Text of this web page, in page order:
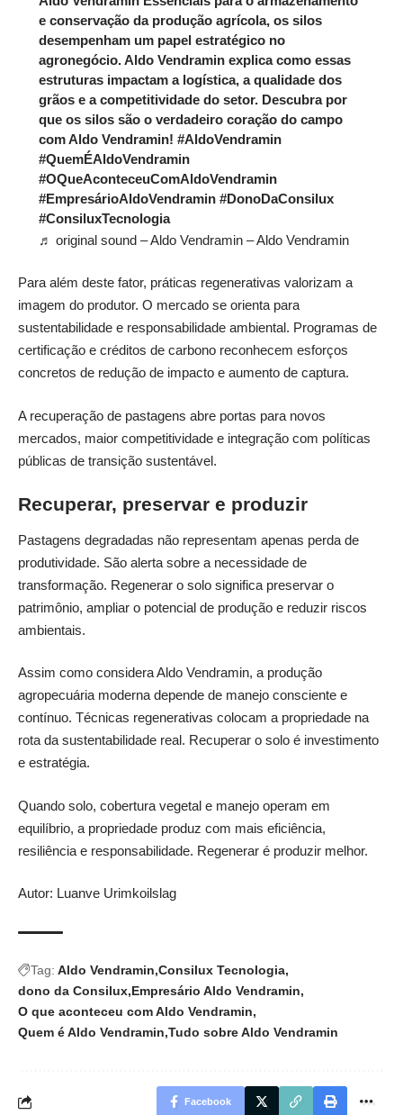
e conservação da produção agrícola, os silos
desempenham um papel estratégico no
agronegócio. Aldo Vendramin explica como essas
estruturas impactam a logística, a qualidade dos
grãos e a competitividade do setor. Descubra por
que os silos são o verdadeiro coração do campo
com Aldo Vendramin! #AldoVendramin
#QuemÉAldoVendramin
#OQueAconteceuComAldoVendramin
#EmpresárioAldoVendramin #DonoDaConsilux
#ConsiluxTecnologia
♬ original sound – Aldo Vendramin – Aldo Vendramin
Para além deste fator, práticas regenerativas valorizam a
imagem do produtor. O mercado se orienta para
sustentabilidade e responsabilidade ambiental. Programas de
certificação e créditos de carbono reconhecem esforços
concretos de redução de impacto e aumento de captura.
A recuperação de pastagens abre portas para novos
mercados, maior competitividade e integração com políticas
públicas de transição sustentável.
Recuperar, preservar e produzir
Pastagens degradadas não representam apenas perda de
produtividade. São alerta sobre a necessidade de
transformação. Regenerar o solo significa preservar o
patrimônio, ampliar o potencial de produção e reduzir riscos
ambientais.
Assim como considera Aldo Vendramin, a produção
agropecuária moderna depende de manejo consciente e
contínuo. Técnicas regenerativas colocam a propriedade na
rota da sustentabilidade real. Recuperar o solo é investimento
e estratégia.
Quando solo, cobertura vegetal e manejo operam em
equilíbrio, a propriedade produz com mais eficiência,
resiliência e responsabilidade. Regenerar é produzir melhor.
Autor: Luanve Urimkoilslag
Tag: Aldo Vendramin Consilux Tecnologia
dono da Consilux Empresário Aldo Vendramin
O que aconteceu com Aldo Vendramin
Quem é Aldo Vendramin Tudo sobre Aldo Vendramin
Facebook